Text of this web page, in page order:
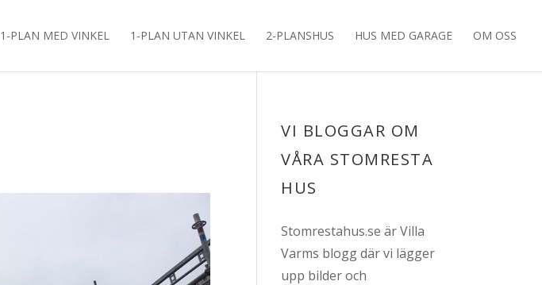
1-PLAN MED VINKEL 1-PLAN UTAN VINKEL 2-PLANSHUS HUS MED GARAGE OM OSS
VI BLOGGAR OM
VÅRA STOMRESTA
HUS
Stomrestahus.se är Villa
Varms blogg där vi lägger
upp bilder och